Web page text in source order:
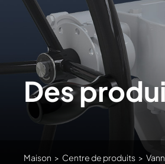
Des
Maison > Centre de produits >